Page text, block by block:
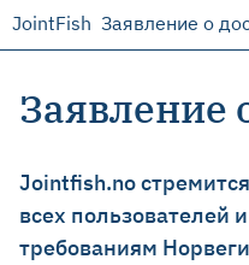
JointFish Заявление о
Заявление
Jointfish.no
всех пользователей
требованиям